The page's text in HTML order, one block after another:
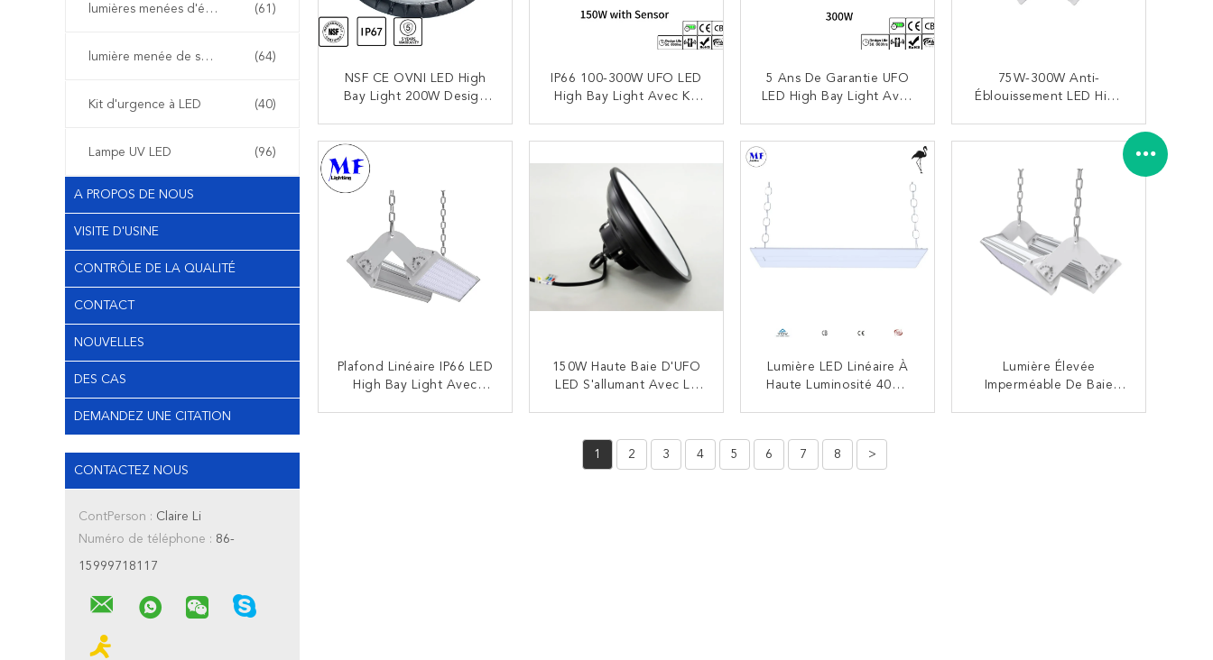
lumières menées d'étape (61)
lumière menée de secours (64)
Kit d'urgence à LED (40)
Lampe UV LED (96)
A PROPOS DE NOUS
VISITE D'USINE
CONTRÔLE DE LA QUALITÉ
CONTACT
NOUVELLES
DES CAS
DEMANDEZ UNE CITATION
CONTACTEZ NOUS
ContPerson : Claire Li
Numéro de téléphone : 86-
15999718117
NSF CE OVNI LED High
Bay Light 200W Design
Entrepôt De Chaîne
Froide Du Supermarché
CONTACTEZ
IP66 100-300W UFO LED
High Bay Light Avec Kit
CONTACTEZ
5 Ans De Garantie UFO
LED High Bay Light Avec
Aliments Industriels École
CONTACTEZ
75W-300W Anti-
Éblouissement LED High
Miel Pour Le Gymnase Du
Gymnase Magasin De
CONTACTEZ
Plafond Linéaire IP66 LED
High Bay Light Avec
150W Haute Baie D'UFO
LED S'allumant Avec Le
Anti-Éblouissante
Lumière LED Linéaire À
Haute Luminosité 40W-
L'entrepôt
Lumière Élevée
Imperméable De Baie
1 2 3 4 5 6 7 8 >